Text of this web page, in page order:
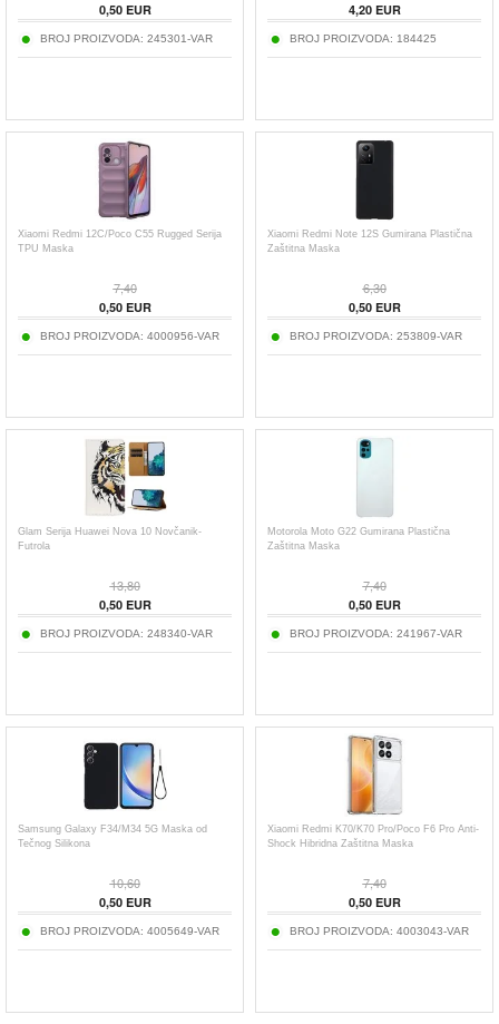
0,50EUR
BROJ PROIZVODA: 245301-VAR
4,20EUR
BROJ PROIZVODA: 184425
Xiaomi Redmi 12C/Poco C55 Rugged Serija
TPU Maska
7,40
0,50EUR
BROJ PROIZVODA: 4000956-VAR
Xiaomi Redmi Note 12S Gumirana Plastična
Zaštitna Maska
6,30
0,50EUR
BROJ PROIZVODA: 253809-VAR
Glam Serija Huawei Nova 10 Novčanik-
Futrola
13,80
0,50EUR
BROJ PROIZVODA: 248340-VAR
Motorola Moto G22 Gumirana Plastična
Zaštitna Maska
7,40
0,50EUR
BROJ PROIZVODA: 241967-VAR
Samsung Galaxy F34/M34 5G Maska od
Tečnog Silikona
10,60
0,50EUR
BROJ PROIZVODA: 4005649-VAR
Xiaomi Redmi K70/K70 Pro/Poco F6 Pro Anti-
Shock Hibridna Zaštitna Maska
7,40
0,50EUR
BROJ PROIZVODA: 4003043-VAR